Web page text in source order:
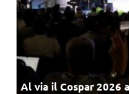
Al via il Cospar 2026